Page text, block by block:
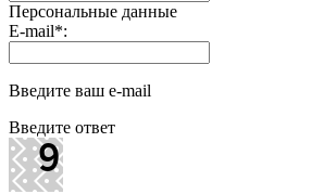
Персональные данные
E-mail*:
Введите ваш e-mail
Введите ответ